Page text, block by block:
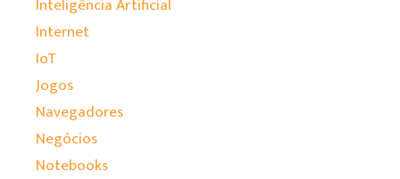
Inteligência Artificial
Internet
IoT
Jogos
Navegadores
Negócios
Notebooks